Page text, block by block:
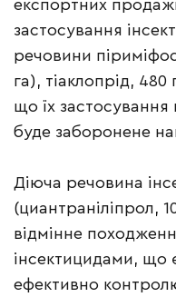
експортних
застосування
речовини
га), тіаклопрід,
що їх застосування
буде заборонене
Діюча речовина
(циантраніліпрол,
відмінне
інсектицидами, що
ефективно